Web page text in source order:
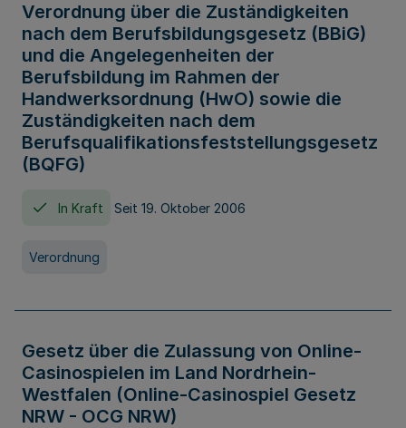
Verordnung über die Zuständigkeiten
nach dem Berufsbildungsgesetz (BBiG)
und die Angelegenheiten der
Berufsbildung im Rahmen der
Handwerksordnung (HwO) sowie die
Zuständigkeiten nach dem
Berufsqualifikationsfeststellungsgesetz
(BQFG)
In Kraft Seit 19. Oktober 2006
Verordnung
Gesetz über die Zulassung von Online-
Casinospielen im Land Nordrhein-
Westfalen (Online-Casinospiel Gesetz
NRW - OCG NRW)